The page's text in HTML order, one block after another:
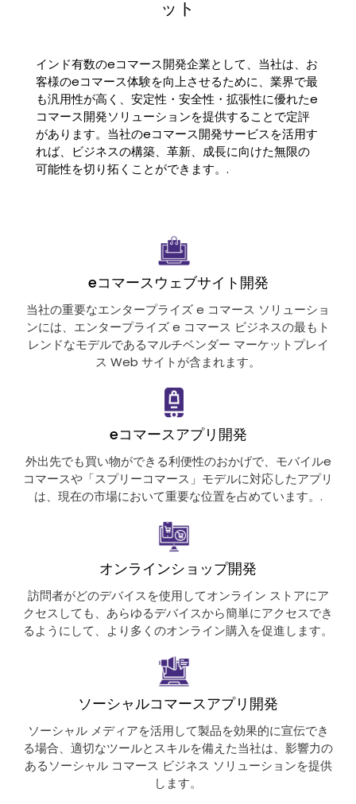
ット
インド有数のeコマース開発企業として、当社は、お
客様のeコマース体験を向上させるために、業界で最
も汎用性が高く、安定性・安全性・拡張性に優れたe
コマース開発ソリューションを提供することで定評
があります。当社のeコマース開発サービスを活用す
れば、ビジネスの構築、革新、成長に向けた無限の
可能性を切り拓くことができます。.
eコマースウェブサイト開発
当社の重要なエンタープライズ e コマース ソリューショ
ンには、エンタープライズ e コマース ビジネスの最もト
レンドなモデルであるマルチベンダー マーケットプレイ
ス Web サイトが含まれます。
eコマースアプリ開発
外出先でも買い物ができる利便性のおかげで、モバイルe
コマースや「スプリーコマース」モデルに対応したアプリ
は、現在の市場において重要な位置を占めています。.
オンラインショップ開発
訪問者がどのデバイスを使用してオンライン ストアにア
クセスしても、あらゆるデバイスから簡単にアクセスでき
るようにして、より多くのオンライン購入を促進します。
ソーシャルコマースアプリ開発
ソーシャル メディアを活用して製品を効果的に宣伝でき
る場合、適切なツールとスキルを備えた当社は、影響力の
あるソーシャル コマース ビジネス ソリューションを提供
します。